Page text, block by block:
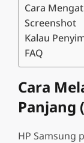
Cara
Screenshot
Kalau
FAQ
Cara
Panjang (
HP Samsung